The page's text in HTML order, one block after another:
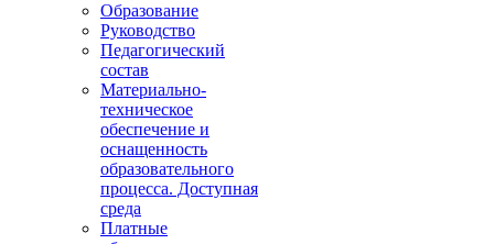
Образование
Руководство
Педагогический
состав
Материально-
техническое
обеспечение и
оснащенность
образовательного
процесса. Доступная
среда
Платные